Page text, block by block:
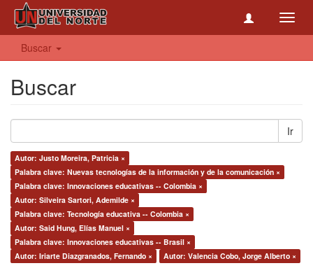
Buscar
Buscar
Ir
Autor: Justo Moreira, Patricia ×
Palabra clave: Nuevas tecnologías de la información y de la comunicación ×
Palabra clave: Innovaciones educativas -- Colombia ×
Autor: Silveira Sartori, Ademilde ×
Palabra clave: Tecnología educativa -- Colombia ×
Autor: Said Hung, Elías Manuel ×
Palabra clave: Innovaciones educativas -- Brasil ×
Autor: Iriarte Diazgranados, Fernando ×
Autor: Valencia Cobo, Jorge Alberto ×